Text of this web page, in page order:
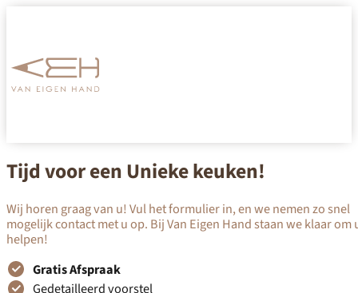
Tijd voor een Unieke keuken!
Wij horen graag van u! Vul het formulier in, en we nemen zo snel
mogelijk contact met u op. Bij Van Eigen Hand staan we klaar om
helpen!
Gratis Afspraak
Gedetailleerd voorstel